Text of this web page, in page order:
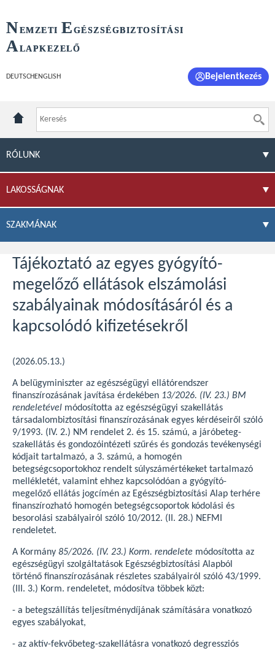
NEMZETI E GÉSZSÉGBIZTOSÍTÁSI
ALAPKEZELŐ
DEUTSCH ENGLISH Bejelentkezés
RÓLUNK
LAKOSSÁGNAK
SZAKMÁNAK
Tájékoztató az egyes gyógyító-
megelőző ellátások elszámolási
szabályainak módosításáról és a
kapcsolódó kifizetésekről
(2026.05.13.)
A belügyminiszter az egészségügyi ellátórendszer
finanszírozásának javítása érdekében 13/2026. (IV. 23.) BM
rendeletével módosította az egészségügyi szakellátás
társadalombiztosítási finanszírozásának egyes kérdéseiről szóló
9/1993. (IV. 2.) NM rendelet 2. és 15. számú, a járóbeteg-
szakellátás és gondozóintézeti szűrés és gondozás tevékenységi
kódjait tartalmazó, a 3. számú, a homogén
betegségcsoportokhoz rendelt súlyszámértékeket tartalmazó
mellékletét, valamint ehhez kapcsolódóan a gyógyító-
megelőző ellátás jogcímén az Egészségbiztosítási Alap terhére
finanszírozható homogén betegségcsoportok kódolási és
besorolási szabályairól szóló 10/2012. (II. 28.) NEFMI
rendeletet.
A Kormány 85/2026. (IV. 23.) Korm. rendelete módosította az
egészségügyi szolgáltatások Egészségbiztosítási Alapból
történő finanszírozásának részletes szabályairól szóló 43/1999.
(III. 3.) Korm. rendeletet, módosítva többek közt:
- a betegszállítás teljesítménydíjának számítására vonatkozó
egyes szabályokat,
- az aktív-fekvőbeteg-szakellátásra vonatkozó degressziós